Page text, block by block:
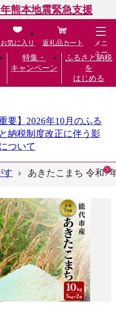
熊本地震緊急支援
特集・
キャンペーン
ふるさと納税
を
はじめる
お気に入り 返礼品カート
メニ
ュー
重要】2026年10月のふる
納税制度改正に伴う影
ついて
す あきたこまち 令和7